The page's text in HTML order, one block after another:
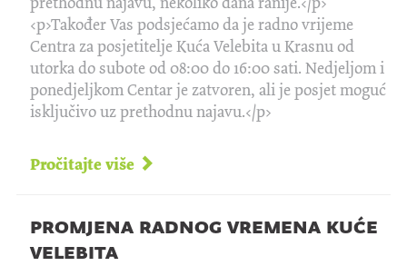
<p>Također Vas podsjećamo da je radno vrijeme
Centra za posjetitelje Kuća Velebita u Krasnu od
utorka do subote od 08:00 do 16:00 sati. Nedjeljom i
ponedjeljkom Centar je zatvoren, ali je posjet moguć
isključivo uz prethodnu najavu.</p>
Pročitajte više
promjena radnog vremena kuće
velebita